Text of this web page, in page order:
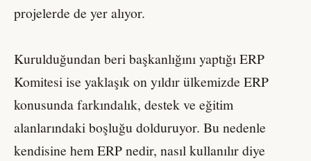
projelerde de yer alıyor.
Kurulduğundan beri başkanlığını yaptığı ERP
Komitesi ise yaklaşık on yıldır ülkemizde ERP
konusunda farkındalık, destek ve eğitim
alanlarındaki boşluğu dolduruyor. Bu nedenle
kendisine hem ERP nedir, nasıl kullanılır diye